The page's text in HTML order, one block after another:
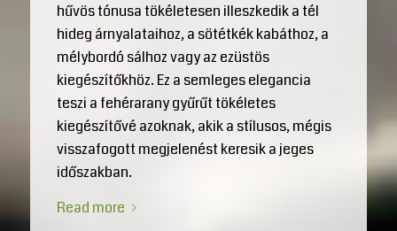
hűvös tónusa tökéletesen illeszkedik a tél
hideg árnyalataihoz, a sötétkék kabáthoz, a
mélybordó sálhoz vagy az ezüstös
kiegészítőkhöz. Ez a semleges elegancia
teszi a fehérarany gyűrűt tökéletes
kiegészítővé azoknak, akik a stílusos, mégis
visszafogott megjelenést keresik a jeges
időszakban.
Read more